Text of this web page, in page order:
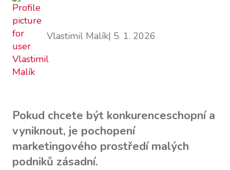
Vlastimil Malík| 5. 1. 2026
Pokud chcete být konkurenceschopní a
vyniknout, je pochopení
marketingového prostředí malých
podniků zásadní.